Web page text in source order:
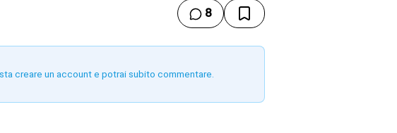
8
creare un account e potrai subito commentare.